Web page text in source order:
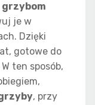
grzybom
je w
Dzięki
gotowe do
ten sposób,
, przy